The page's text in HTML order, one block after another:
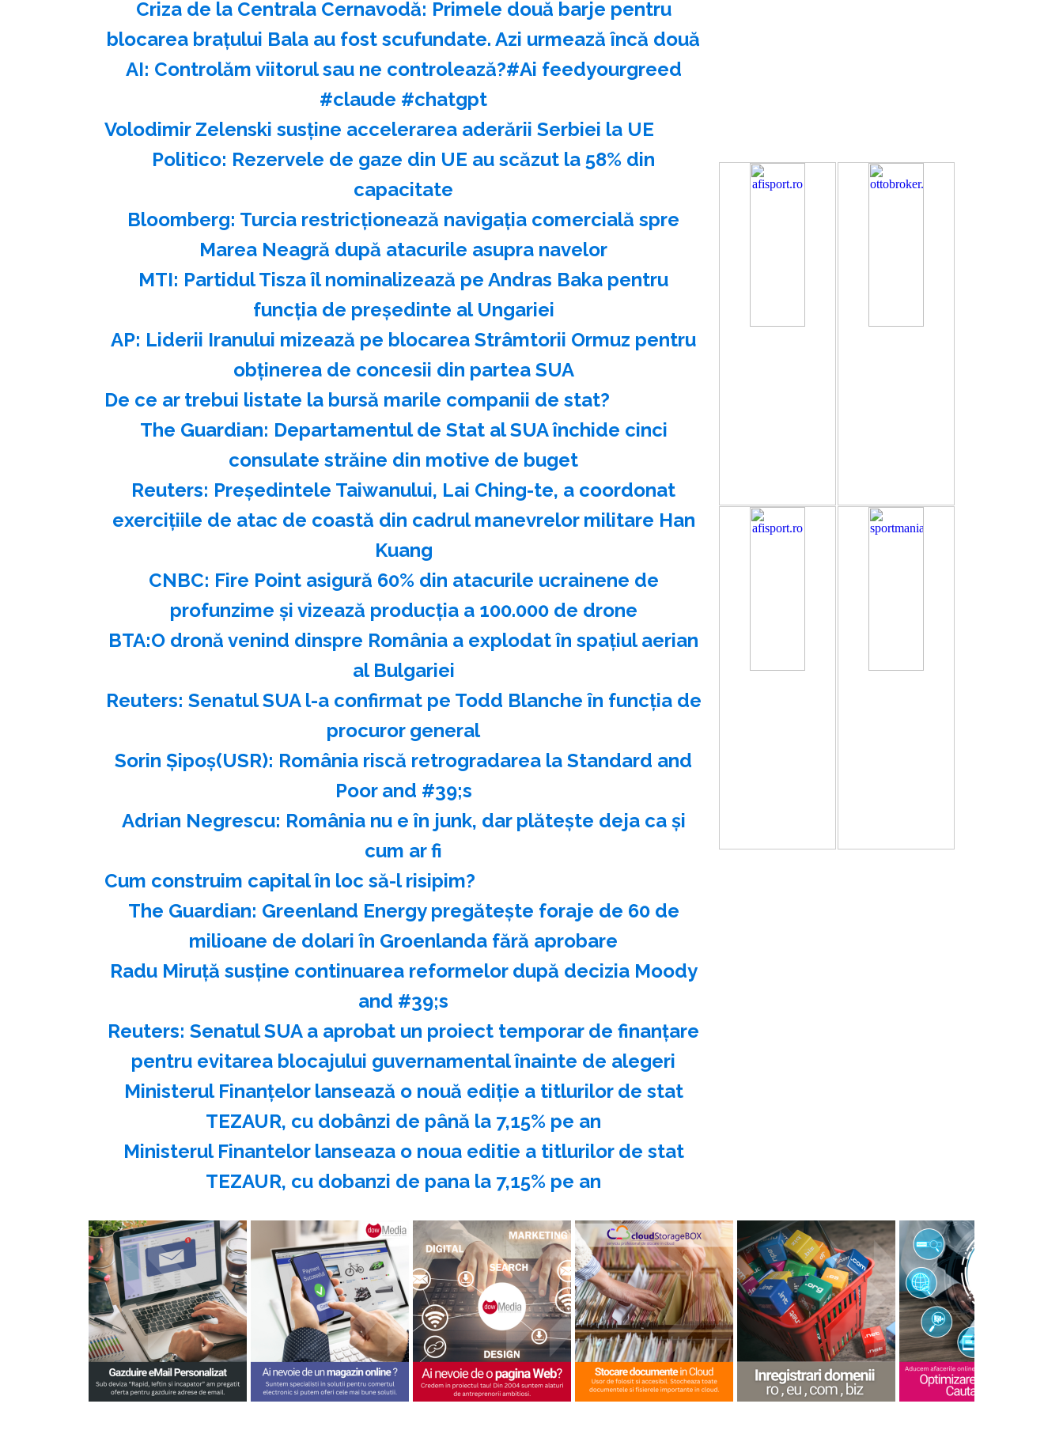
Criza de la Centrala Cernavodă: Primele două barje pentru
blocarea brațului Bala au fost scufundate. Azi urmează încă două
AI: Controlăm viitorul sau ne controlează?#Ai feedyourgreed
#claude #chatgpt
Volodimir Zelenski susţine accelerarea aderării Serbiei la UE
Politico: Rezervele de gaze din UE au scăzut la 58% din
capacitate
Bloomberg: Turcia restricţionează navigaţia comercială spre
Marea Neagră după atacurile asupra navelor
MTI: Partidul Tisza îl nominalizează pe Andras Baka pentru
funcţia de preşedinte al Ungariei
AP: Liderii Iranului mizează pe blocarea Strâmtorii Ormuz pentru
obţinerea de concesii din partea SUA
️De ce ar trebui listate la bursă marile companii de stat?
The Guardian: Departamentul de Stat al SUA închide cinci
consulate străine din motive de buget
Reuters: Preşedintele Taiwanului, Lai Ching-te, a coordonat
exerciţiile de atac de coastă din cadrul manevrelor militare Han
Kuang
CNBC: Fire Point asigură 60% din atacurile ucrainene de
profunzime şi vizează producţia a 100.000 de drone
BTA:O dronă venind dinspre România a explodat în spaţiul aerian
al Bulgariei
Reuters: Senatul SUA l-a confirmat pe Todd Blanche în funcţia de
procuror general
Sorin Şipoş(USR): România riscă retrogradarea la Standard and
Poor and #39;s
Adrian Negrescu: România nu e în junk, dar plăteşte deja ca şi
cum ar fi
Cum construim capital în loc să-l risipim?
The Guardian: Greenland Energy pregăteşte foraje de 60 de
milioane de dolari în Groenlanda fără aprobare
Radu Miruţă susţine continuarea reformelor după decizia Moody
and #39;s
Reuters: Senatul SUA a aprobat un proiect temporar de finanţare
pentru evitarea blocajului guvernamental înainte de alegeri
Ministerul Finanţelor lansează o nouă ediţie a titlurilor de stat
TEZAUR, cu dobânzi de până la 7,15% pe an
Ministerul Finantelor lanseaza o noua editie a titlurilor de stat
TEZAUR, cu dobanzi de pana la 7,15% pe an